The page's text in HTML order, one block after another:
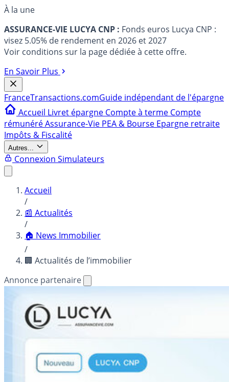
À la une
ASSURANCE-VIE LUCYA CNP : Fonds euros Lucya CNP :
visez 5.05% de rendement en 2026 et 2027
Voir conditions sur la page dédiée à cette offre.
En Savoir Plus
FranceTransactions.comGuide indépendant de l'épargne
Accueil Livret épargne Compte à terme Compte
rémunéréAssurance-Vie PEA & Bourse Epargne retraite
Impôts & Fiscalité
Autres...
Connexion Simulateurs
Accueil
/
📰 Actualités
/
🏠 News Immobilier
/
🏢 Actualités de l’immobilier
Annonce partenaire